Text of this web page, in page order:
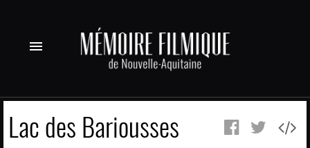
menu
Lac des Bariousses